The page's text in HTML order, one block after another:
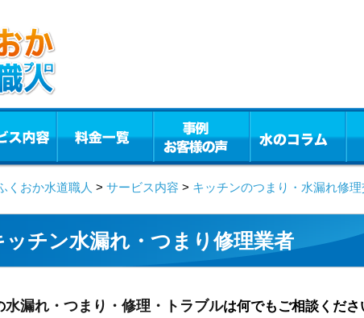
くおか水道職人 > サービス内容 > キッチンのつまり・水漏れ修
ッチン水漏れ・つまり修理業者
水漏れ・つまり・修理・トラブルは何でもご相談くださ